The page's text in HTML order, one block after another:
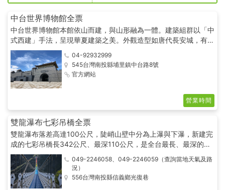
中台世界博物館全票
中台世界博物館本館依山而建，與山形融為一體。建築組群以「中
式西建」手法，呈現華夏建築之美。外觀造型如唐代長安城，有佛
教中「嚴護法城」之意，是保護佛教及歷史文物的城邑。廡殿式屋
頂及古代城牆意象，代表傳統與現代、東方與西方、佛教與中華文
化交融的時空脈絡。
04-92932999
545台灣南投縣埔里鎮中台路8號
官方網站
營業時間
雙龍瀑布七彩吊橋全票
雙龍瀑布落差高達100公尺，陡峭山壁中分為上瀑與下瀑，新建完
成的七彩吊橋長342公尺、最深110公尺，是全台最長、最深的吊
橋，跨越壯闊山谷，極具挑戰性，完善的環形步道與景觀平台，適
合漫遊山林森呼吸，體驗原民部落之美。
049-2246058、049-2246059（查詢當地天氣及路
況）
556台灣南投縣信義鄉光復巷